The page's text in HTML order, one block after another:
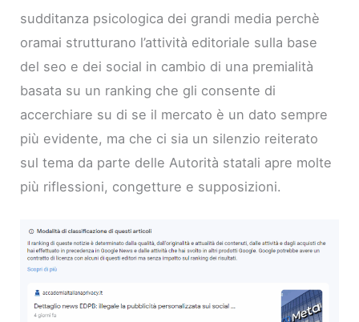
sudditanza psicologica dei grandi media perchè
oramai strutturano l’attività editoriale sulla base
del seo e dei social in cambio di una premialità
basata su un ranking che gli consente di
accerchiare su di se il mercato è un dato sempre
più evidente, ma che ci sia un silenzio reiterato
sul tema da parte delle Autorità statali apre molte
più riflessioni, congetture e supposizioni.